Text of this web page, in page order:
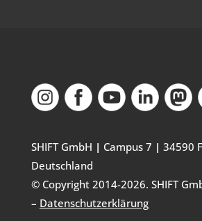
SHIFT GmbH | Campus 7 | 34590
Deutschland
© Copyright 2014-2026. SHIFT
– Datenschutzerklärung